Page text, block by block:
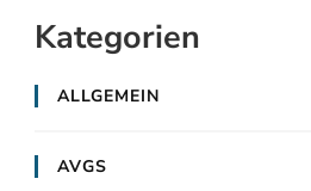
Kategorien
ALLGEMEIN
AVGS